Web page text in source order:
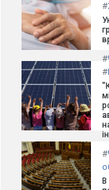
#
#
#
#